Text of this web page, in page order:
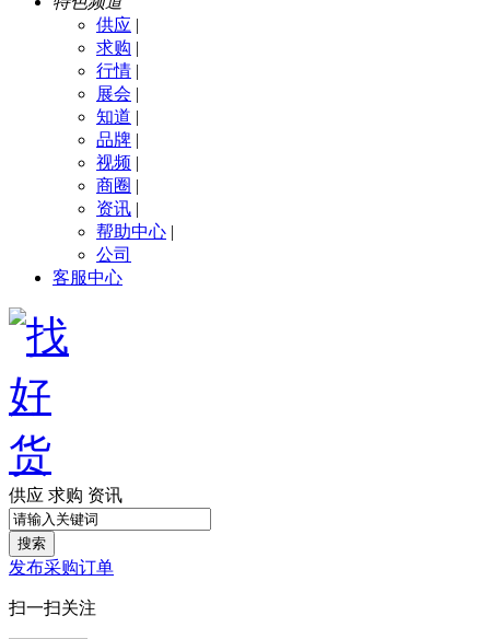
供应 |
求购 |
行情 |
展会 |
知道 |
品牌 |
视频 |
商圈 |
资讯 |
帮助中心 |
公司
客服中心
供应 求购 资讯
搜索
发布采购订单
扫一扫关注